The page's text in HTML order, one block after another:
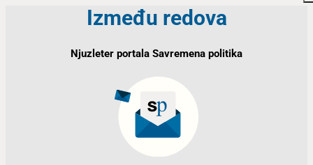
Između redova
Njuzleter portala Savremena politika